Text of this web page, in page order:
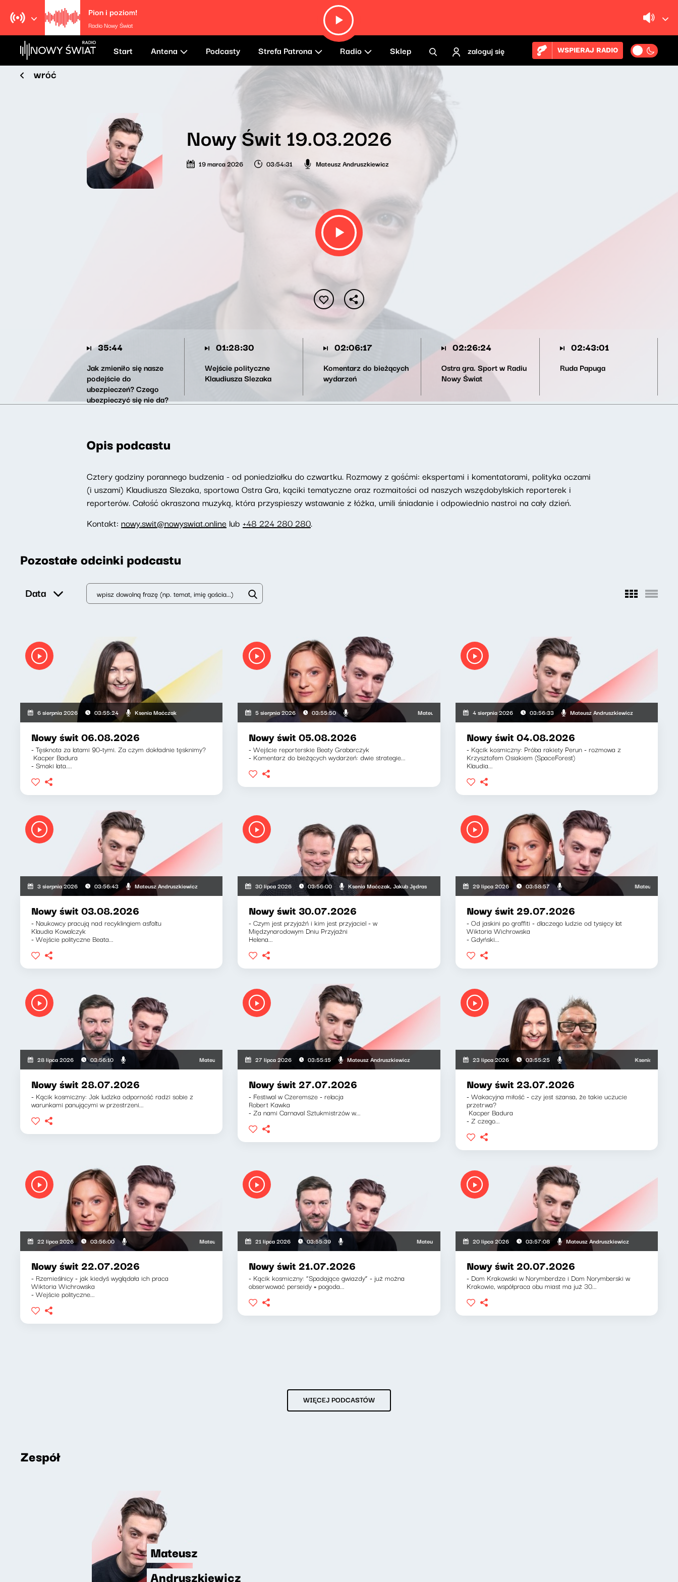
Pion i poziom!
Radio Nowy Świat
Start Antena Podcasty Strefa Patrona Radio Sklep zaloguj się WSPIERAJ RADIO
wróć
Nowy Świt 19.03.2026
19 marca 2026 03:54:31 Mateusz Andruszkiewicz
35:44
Jak zmieniło się nasze
podejście do
ubezpieczeń? Czego
ubezpieczyć się nie da?
01:28:30
Wejście polityczne
Klaudiusza Slezaka
02:06:17
Komentarz do bieżących
wydarzeń
02:26:24
Ostra gra. Sport w Radiu
Nowy Świat
02:43:01
Ruda Papuga
Opis podcastu
Cztery godziny porannego budzenia - od poniedziałku do czwartku. Rozmowy z gośćmi: ekspertami i komentatorami, polityka oczami
(i uszami) Klaudiusza Slezaka, sportowa Ostra Gra, kąciki tematyczne oraz rozmaitości od naszych wszędobylskich reporterek i
reporterów. Całość okraszona muzyką, która przyspieszy wstawanie z łóżka, umili śniadanie i odpowiednio nastroi na cały dzień.
Kontakt: nowy.swit@nowyswiat.online lub +48 224 280 280.
Pozostałe odcinki podcastu
Data
6 sierpnia 2026 03:55:24 Ksenia Maćczak
Nowy świt 06.08.2026
- Tęsknota za latami 90-tymi. Za czym dokładnie tęsknimy?
Kacper Badura
- Smaki lata....
5 sierpnia 2026 03:55:50 Mateusz Andruszkiewicz, Zuzanna Iłenda
Nowy świt 05.08.2026
- Wejście reporterskie Beaty Grabarczyk
- Komentarz do bieżących wydarzeń: dwie strategie...
4 sierpnia 2026 03:56:33 Mateusz Andruszkiewicz
Nowy świt 04.08.2026
- Kącik kosmiczny: Próba rakiety Perun - rozmowa z
Krzysztofem Osiakiem (SpaceForest)
Klaudia...
3 sierpnia 2026 03:56:43 Mateusz Andruszkiewicz
Nowy świt 03.08.2026
- Naukowcy pracują nad recyklingiem asfaltu
Klaudia Kowalczyk
- Wejście polityczne Beata...
30 lipca 2026 03:56:00 Ksenia Maćczak, Jakub Jędras
Nowy świt 30.07.2026
- Czym jest przyjaźń i kim jest przyjaciel - w
Międzynarodowym Dniu Przyjaźni
Helena...
29 lipca 2026 03:58:57 Mateusz
Nowy świt 29.07.2026
- Od jaskini po graffiti - dlaczego ludzie od tysięcy lat
Wiktoria Wichrowska
- Gdyński...
28 lipca 2026 03:56:10 Mateusz Andruszkiewicz, Klaudiusz Slezak
Nowy świt 28.07.2026
- Kącik kosmiczny: Jak ludzka odporność radzi sobie z
warunkami panującymi w przestrzeni...
27 lipca 2026 03:55:15 Mateusz Andruszkiewicz
Nowy świt 27.07.2026
- Festiwal w Czeremsze - relacja
Robert Kawka
- Za nami Carnaval Sztukmistrzów w...
23 lipca 2026 03:55:25 Ksenia Maćczak,
Nowy świt 23.07.2026
- Wakacyjna miłość - czy jest szansa, że takie uczucie
przetrwa?
Kacper Badura
- Z czego...
22 lipca 2026 03:56:00 Mateusz Andruszkiewicz, Zuzanna Iłenda
Nowy świt 22.07.2026
- Rzemieślnicy - jak kiedyś wyglądała ich praca
Wiktoria Wichrowska
- Wejście polityczne...
21 lipca 2026 03:55:39 Mateusz Andruszkiewicz, Klaudiusz Slezak
Nowy świt 21.07.2026
- Kącik kosmiczny: “Spadające gwiazdy” - już można
obserwować perseidy + pogoda...
20 lipca 2026 03:57:08 Mateusz Andruszkiewicz
Nowy świt 20.07.2026
- Dom Krakowski w Norymberdze i Dom Norymberski w
Krakowie, współpraca obu miast ma już 30...
WIĘCEJ PODCASTÓW
Zespół
Mateusz
Andruszkiewicz